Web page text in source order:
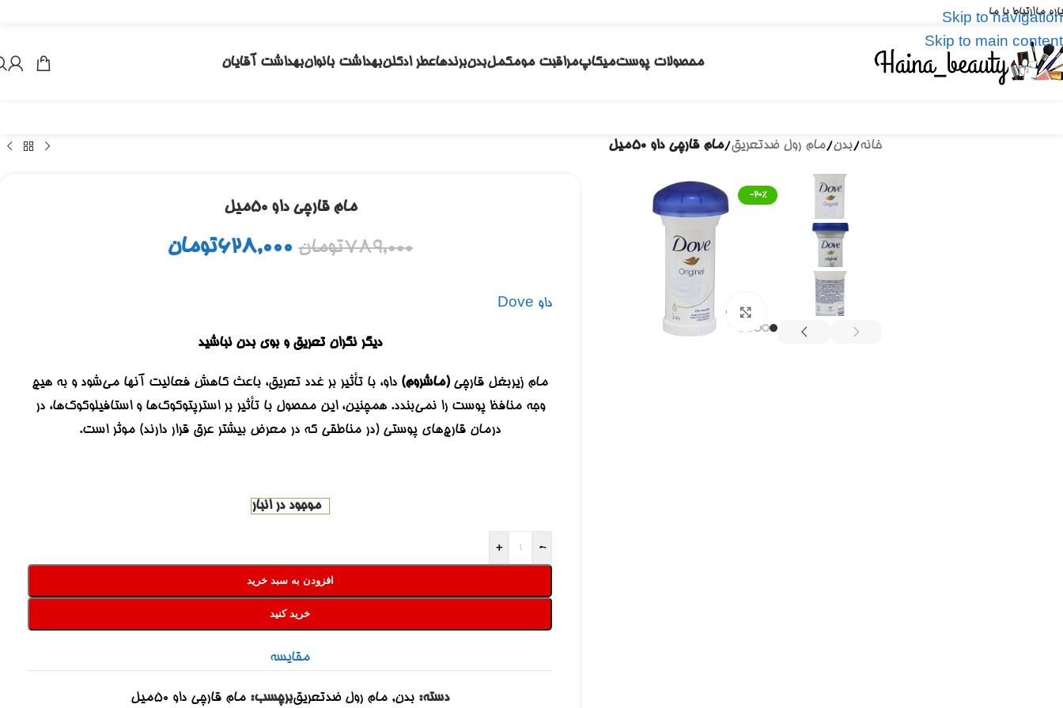
Skip to navigation
Skip to main content
ماارتباط با ما
محصولات پوستمیکاپمراقبت مومکملبدنبرندهاعطر ادکلنبهداشت بانوانبهداشت آقایان
خانه/بدن/مام رول ضدتعریق/مام قارچی داو 50میل
-20%
برای بزرگنمایی کلیک کنید
مام قارچی داو 50میل
789,000تومان 628,000تومان
داو Dove
دیگر نگران تعریق و بوی بدن نباشید
مام زیربغل قارچی(ماشروم) داو، با تأثیر بر غدد تعریق، باعث کاهش فعالیت آنها می‌شود و به هیچ
وجه منافظ پوست را نمی‌بندد. همچنین، این محصول با تأثیر بر استرپتوکوک‌ها و استافیلوکوک‌ها، در
درمان قارچ‌های پوستی (در مناطقی که در معرض بیشتر عرق قرار دارند) موثر است.
موجود در انبار
-
+
افزودن به سبد خرید
خرید کنید
مقایسه
دسته: بدن, مام رول ضدتعریقبرچسب: مام قارچی داو 50میل